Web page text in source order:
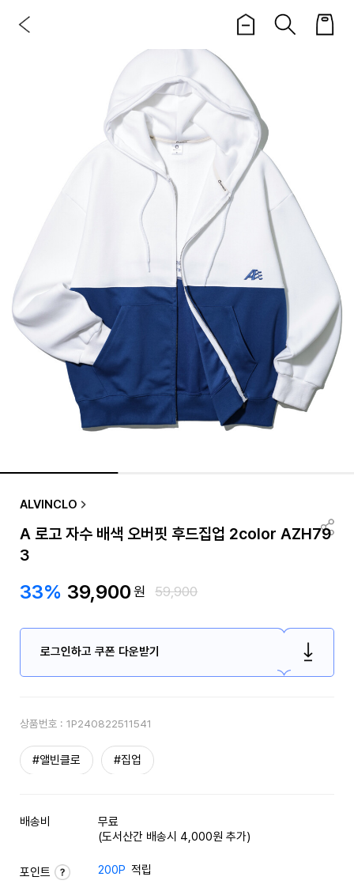
ALVINCLO
A 로고 자수 배색 오버핏 후드집업 2color AZH79
3
33% 39,900원 59,900
로그인하고 쿠폰 다운받기
상품번호 : 1P240822511541
#앨빈클로 #집업
배송비
무료
(도서산간 배송시 4,000원 추가)
포인트 200P 적립